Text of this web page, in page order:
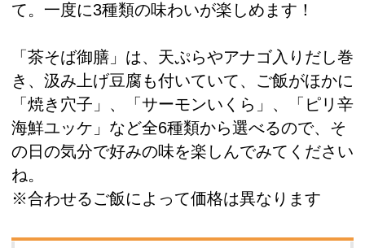
て。一度に3種類の味わいが楽しめます！
「茶そば御膳」は、天ぷらやアナゴ入りだし巻
き、汲み上げ豆腐も付いていて、ご飯がほかに
「焼き穴子」、「サーモンいくら」、「ピリ辛
海鮮ユッケ」など全6種類から選べるので、そ
の日の気分で好みの味を楽しんでみてください
ね。
※合わせるご飯によって価格は異なります